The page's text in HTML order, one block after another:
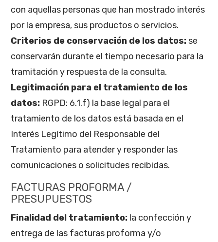
con aquellas personas que han mostrado interés
por la empresa, sus productos o servicios.
Criterios de conservación de los datos:se
conservarán durante el tiempo necesario para la
tramitación y respuesta de la consulta.
Legitimación para el tratamiento de los
datos: RGPD: 6.1.f) la base legal para el
tratamiento de los datos está basada en el
Interés Legítimo del Responsable del
Tratamiento para atender y responder las
comunicaciones o solicitudes recibidas.
FACTURAS PROFORMA /
PRESUPUESTOS
Finalidad del tratamiento: la confección y
entrega de las facturas proforma y/o